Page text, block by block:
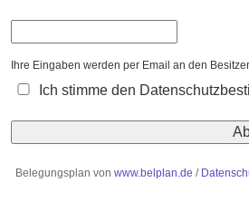
Ihre Eingaben werden per Email an den
Ich stimme den
Belegungsplan von www.belplan.de /